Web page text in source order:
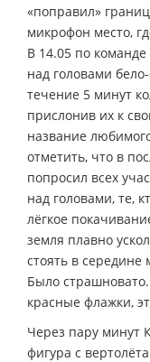
«поправил»
микрофон место,
В 14.05 по
над головами
течение 5 минут
прислонив их к
название
отметить, что в
попросил всех
над головами, те,
лёгкое
земля плавно
стоять в
Было
красные флажки,
Через пару минут
фигура с